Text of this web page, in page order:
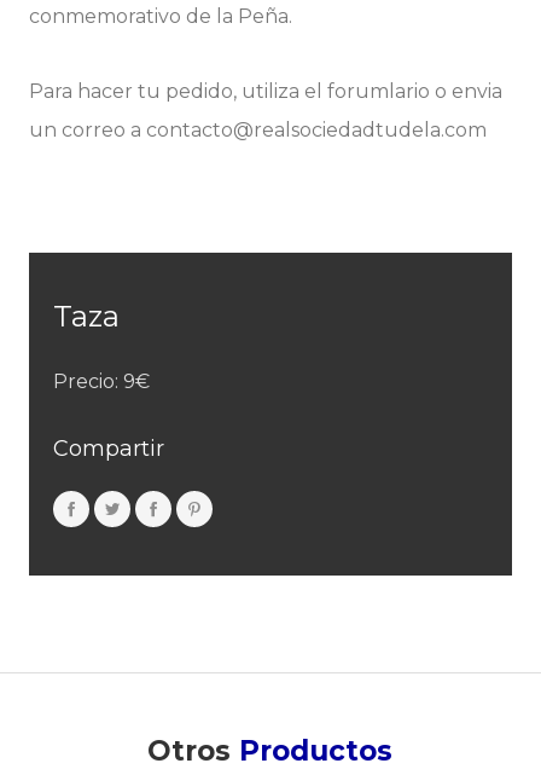
conmemorativo de la Peña.
Para hacer tu pedido, utiliza el forumlario o envia
un correo a contacto@realsociedadtudela.com
Taza
Precio: 9€
Compartir
Otros Productos